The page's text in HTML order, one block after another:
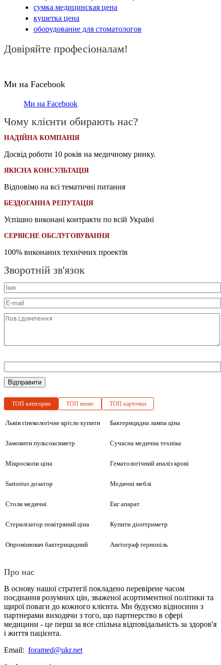
сумка медицинская цена
кушетка цена
оборудование для стоматологов
Довіряйте професіоналам!
Ми на Facebook
Ми на Facebook
Чому клієнти обирають нас?
НАДІЙНА КОМПАНІЯ
Досвід роботи 10 років на медичному ринку.
ЯКІСНА КОНСУЛЬТАЦІЯ
Відповімо на всі тематичні питання
БЕЗДОГАННА РЕПУТАЦІЯ
Успішно виконані контракти по всій Україні
СЕРВІСНЕ ОБСЛУГОВУВАННЯ
100% виконаних технічних проектів
Зворотній зв'язок
Відправити
ТОП категории ТОП меню ТОП карточки
Львів гінекологічне крісло купити
Замовити пульсоксиметр
Мікроскопи ціна
Sartorius дозатор
Столи медичні
Стерилізатор повітряний ціна
Опромінювач бактерицидний
Бактерицидна лампа ціна
Сучасна медична техніка
Гематологічний аналіз крові
Медичні меблі
Екг апарат
Купити діоптриметр
Ангіограф тернопіль
Функціональне ліжко ціна
Апарат рентгенівський діагностичний пересувний
Купити ліжко медичне для лежачих
Центрифуга лабораторна ціна
Функціональна діагностика
Лабораторна діагностика
Медичні меблі
Неонатологія
Офтальмологія
Оториноларингологія
Рентгенологія | Томографія
Стерилізація | Дезінфекція
Фізіотерапія
Апарат лазерної терапії
Магнітотерапія (апарати)
Апарат ультразвукової терапії
Ліжко з електроприводом з металевим ложем TAMI
Гінекологічне крісло DH-S101
Апарат для УВЧ-терапії УВЧ-80-4 «Ундатерм»
Стіл операційний ЕТ200 (офтальмологічний, електрогідравлічний)
Флюорографи
Про нас
В основу нашої стратегії покладено перевірене часом
поєднання розумних цін, зваженої асортиментної політики та
щирої поваги до кожного клієнта. Ми будуємо відносини з
партнерами виходячи з того, що партнерство в сфері
медицини - це перш за все спільна відповідальність за здоров'я
і життя пацієнта.
Email: foramed@ukr.net